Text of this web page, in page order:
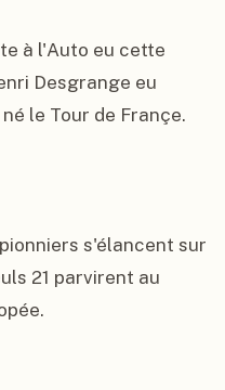
à l'Auto eu cette
Desgrange eu
le Tour de Françe.
s'élancent sur
21 parvirent au